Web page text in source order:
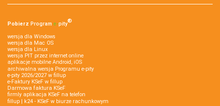
Pobierz Program e‑pity®
wersja dla Windows
wersja dla Mac OS
wersja dla Linux
wersja PIT przez internet online
aplikacje mobilne Android, iOS
archiwalna wersja Programu e-pity
e-pity 2026/2027 w fillup
e‑Faktury KSeF w fillup
Darmowa faktura KSeF
firmly aplikacja KSeF na telefon
fillup | k24 - KSeF w biurze rachunkowym